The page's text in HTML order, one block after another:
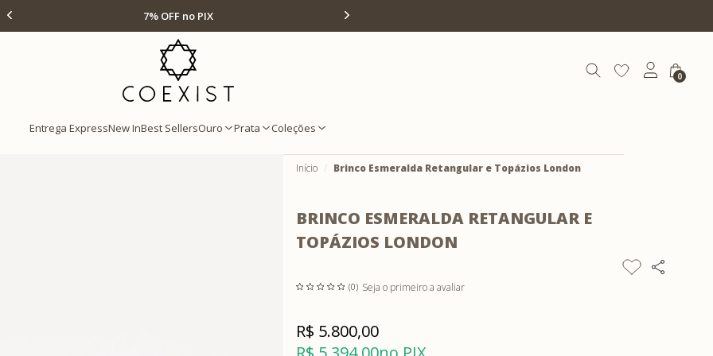
Até 12x s/ juros
Ir para Home Prata
0
Entrega ExpressNew InBest SellersOuro Prata Coleções
Início Brinco Esmeralda Retangular e Topázios London
BRINCO ESMERALDA RETANGULAR E
TOPÁZIOS LONDON
(0) Seja o primeiro a avaliar
R$ 5.800,00